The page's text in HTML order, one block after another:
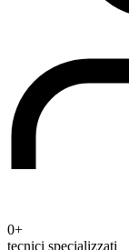
0+
tecnici specializzati